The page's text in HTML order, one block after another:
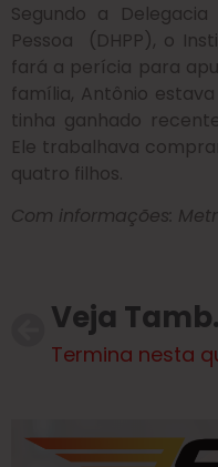
Segundo a
Pessoa (DHPP), o
fará a perícia para
família, Antônio
tinha ganhado
Ele trabalhava
quatro filhos.
Com informações: